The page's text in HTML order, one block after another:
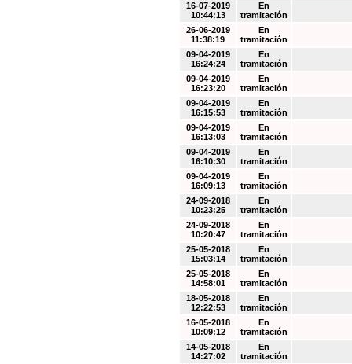
16-07-2019
10:44:13
En
tramitación
26-06-2019
11:38:19
En
tramitación
09-04-2019
16:24:24
En
tramitación
09-04-2019
16:23:20
En
tramitación
09-04-2019
16:15:53
En
tramitación
09-04-2019
16:13:03
En
tramitación
09-04-2019
16:10:30
En
tramitación
09-04-2019
16:09:13
En
tramitación
24-09-2018
10:23:25
En
tramitación
24-09-2018
10:20:47
En
tramitación
25-05-2018
15:03:14
En
tramitación
25-05-2018
14:58:01
En
tramitación
18-05-2018
12:22:53
En
tramitación
16-05-2018
10:09:12
En
tramitación
14-05-2018
14:27:02
En
tramitación